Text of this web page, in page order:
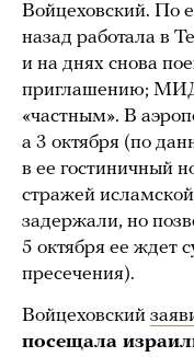
Войцеховский. По
назад работала в
и на днях снова
приглашению;
«частным». В
а 3 октября (по
в ее гостиничный
стражей
задержали, но
5 октября ее ждет
пресечения).
Войцеховский
посещала